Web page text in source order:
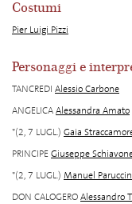
Costumi
Pier Luigi Pizzi
Personaggi e
TANCREDI Alessio Carbone
ANGELICAAlessandra Amato
*(2, 7 LUGL.) Gaia
PRINCIPEGiuseppe
*(2, 7 LUGL.) Manuel
DON CALOGEROAlessandro